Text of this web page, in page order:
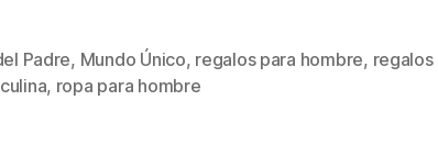
m
p
Padre, Mundo Único, regalos para hombre, regalos
, ropa para hombre